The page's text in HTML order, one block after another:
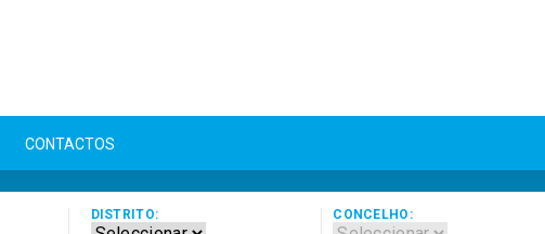
CONTACTOS
DISTRITO: CONCELHO: